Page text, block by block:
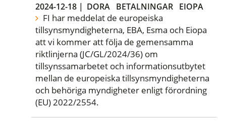
2024-12-18 | DORA BETALNINGAR EIOPA
FI har meddelat de europeiska
tillsynsmyndigheterna, EBA, Esma och Eiopa
att vi kommer att följa de gemensamma
riktlinjerna (JC/GL/2024/36) om
tillsynssamarbetet och informationsutbytet
mellan de europeiska tillsynsmyndigheterna
och behöriga myndigheter enligt förordning
(EU) 2022/2554.